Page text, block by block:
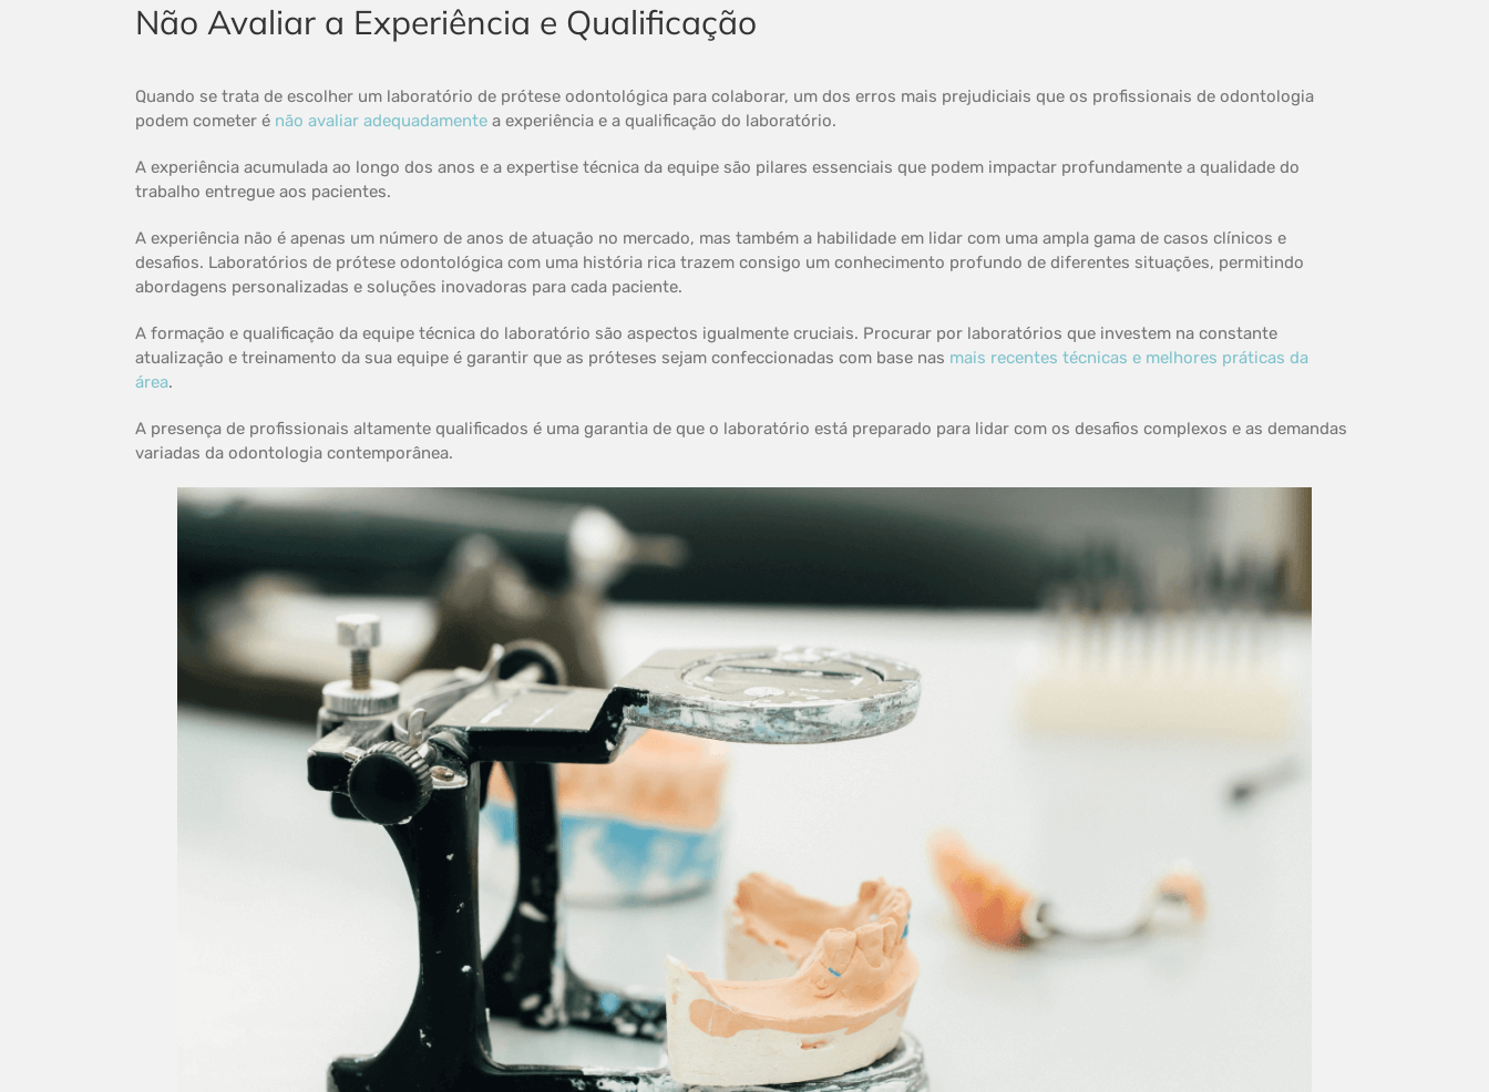
Não Avaliar a Experiência e Qualificação
Quando se trata de escolher um laboratório de prótese odontológica para colaborar, um dos erros mais prejudiciais que os profissionais de odontologia
podem cometer é não avaliar adequadamente a experiência e a qualificação do laboratório.
A experiência acumulada ao longo dos anos e a expertise técnica da equipe são pilares essenciais que podem impactar profundamente a qualidade do
trabalho entregue aos pacientes.
A experiência não é apenas um número de anos de atuação no mercado, mas também a habilidade em lidar com uma ampla gama de casos clínicos e
desafios. Laboratórios de prótese odontológica com uma história rica trazem consigo um conhecimento profundo de diferentes situações, permitindo
abordagens personalizadas e soluções inovadoras para cada paciente.
A formação e qualificação da equipe técnica do laboratório são aspectos igualmente cruciais. Procurar por laboratórios que investem na constante
atualização e treinamento da sua equipe é garantir que as próteses sejam confeccionadas com base nas mais recentes técnicas e melhores práticas da
área.
A presença de profissionais altamente qualificados é uma garantia de que o laboratório está preparado para lidar com os desafios complexos e as demandas
variadas da odontologia contemporânea.